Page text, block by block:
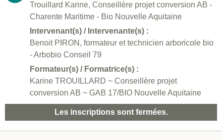
Trouillard Karine, Conseillère projet conversion AB -
Charente Maritime - Bio Nouvelle Aquitaine
Intervenant(s) / Intervenante(s) :
Benoit PIRON, formateur et technicien arboricole bio
- Arbobio Conseil 79
Formateur(s) / Formatrice(s) :
Karine TROUILLARD ~ Conseillère projet
conversion AB ~ GAB 17/BIO Nouvelle Aquitaine
Les inscriptions sont fermées.